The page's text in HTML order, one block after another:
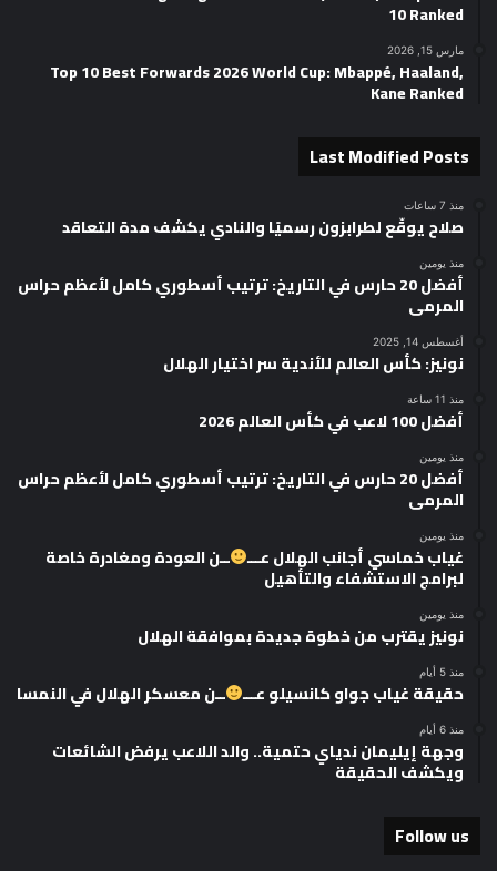
10 Ranked
مارس 15, 2026
Top 10 Best Forwards 2026 World Cup: Mbappé, Haaland,
Kane Ranked
Last Modified Posts
منذ 7 ساعات
صلاح يوقّع لطرابزون رسميًا والنادي يكشف مدة التعاقد
منذ يومين
أفضل 20 حارس في التاريخ: ترتيب أسطوري كامل لأعظم حراس
المرمى
أغسطس 14, 2025
نونيز: كأس العالم للأندية سر اختيار الهلال
منذ 11 ساعة
أفضل 100 لاعب في كأس العالم 2026
منذ يومين
أفضل 20 حارس في التاريخ: ترتيب أسطوري كامل لأعظم حراس
المرمى
منذ يومين
غياب خماسي أجانب الهلال عـــ ــن العودة ومغادرة خاصة
لبرامج الاستشفاء والتأهيل
منذ يومين
نونيز يقترب من خطوة جديدة بموافقة الهلال
منذ 5 أيام
حقيقة غياب جواو كانسيلو عـــ ــن معسكر الهلال في النمسا
منذ 6 أيام
وجهة إيليمان ندياي حتمية.. والد اللاعب يرفض الشائعات
ويكشف الحقيقة
Follow us